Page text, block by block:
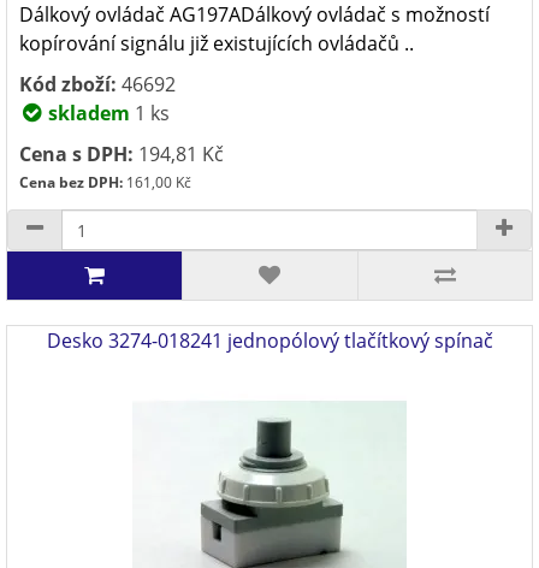
Dálkový ovládač AG197ADálkový ovládač s možností
kopírování signálu již existujících ovládačů ..
Kód zboží: 46692
skladem 1 ks
Cena s DPH: 194,81 Kč
Cena bez DPH: 161,00 Kč
Desko 3274-018241 jednopólový tlačítkový spínač